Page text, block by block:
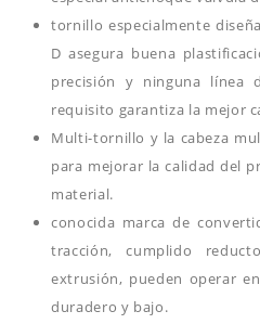
tornillo especialmente
D asegura buena
precisión y ninguna línea
requisito garantiza la mejor
Multi-tornillo y la cabeza
para mejorar la calidad del
material.
conocida marca de
tracción, cumplido
extrusión, pueden operar
duradero y bajo.